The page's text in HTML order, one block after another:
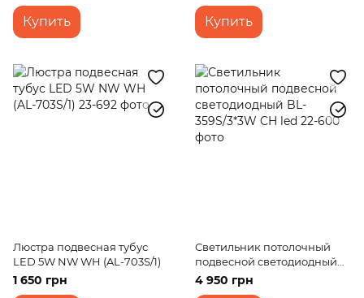
Купить Купить
Люстра подвесная тубус
LED 5W NW WH (AL-703S/1)
1 650 грн
Светильник потолочный
подвесной светодиодный
BL-359S/3*3W CH led
4 950 грн